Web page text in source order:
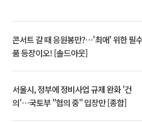
콘서트 갈 때 응원봉만?⋯'최애' 위한 필
품 등장이오! [솔드아웃]
서울시, 정부에 정비사업 규제 완화 '건
의'⋯국토부 "협의 중" 입장만 [종합]